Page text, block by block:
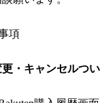
項
・キャンセルつい